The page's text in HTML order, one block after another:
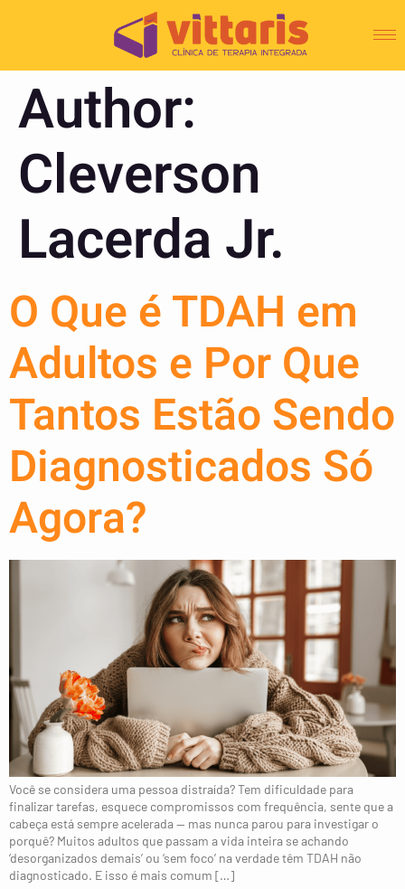
Author:
Cleverson
Lacerda Jr.
O Que é TDAH em
Adultos e Por Que
Tantos Estão Sendo
Diagnosticados Só
Agora?
Você se considera uma pessoa distraída? Tem dificuldade para
finalizar tarefas, esquece compromissos com frequência, sente que a
cabeça está sempre acelerada — mas nunca parou para investigar o
porquê? Muitos adultos que passam a vida inteira se achando
‘desorganizados demais’ ou ‘sem foco’ na verdade têm TDAH não
diagnosticado. E isso é mais comum […]